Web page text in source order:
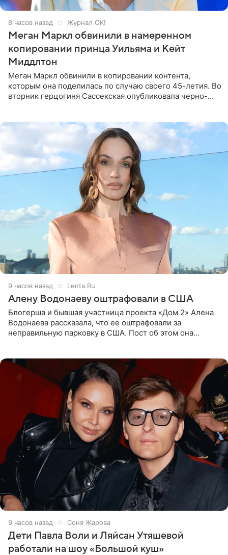
8 часов назад Журнал OK!
Меган Маркл обвинили в намеренном
копировании принца Уильяма и Кейт
Миддлтон
Меган Маркл обвинили в копировании контента,
которым она поделилась по случаю своего 45-летия. Во
вторник герцогиня Сассекская опубликовала черно-
9 часов назад Lenta.Ru
Алену Водонаеву оштрафовали в США
Блогерша и бывшая участница проекта «Дом 2» Алена
Водонаева рассказала, что ее оштрафовали за
неправильную парковку в США. Пост об этом она
9 часов назад Соня Жарова
Дети Павла Воли и Ляйсан Утяшевой
работали на шоу «Большой куш»